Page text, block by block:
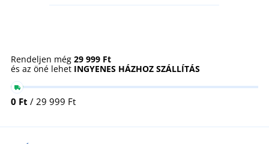
Rendeljen még 29 999 Ft
és az öné lehet INGYENES HÁZHOZ SZÁLLÍTÁS
0 Ft / 29 999 Ft